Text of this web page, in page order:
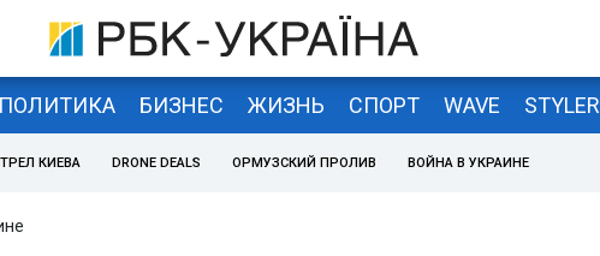
ПОЛИТИКА БИЗНЕС ЖИЗНЬ СПОРТ WAVE STYLER
КИЕВА DRONE DEALS ОРМУЗСКИЙ ПРОЛИВ ВОЙНА В УКРАИНЕ